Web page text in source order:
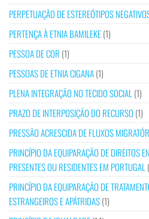
PERPETUAÇÃO DE ESTEREÓTIPOS
PERTENÇA À ETNIA BAMILEKE(1)
PESSOA DE COR (1)
PESSOAS DE ETNIA CIGANA(1)
PLENA INTEGRAÇÃO NO TECIDO SOCIAL(1)
PRAZO DE INTERPOSIÇÃO DO RECURSO (1)
PRESSÃO ACRESCIDA DE FLUXOS
PRINCÍPIO DA EQUIPARAÇÃO DE DIREITOS
PRESENTES OU RESIDENTES EM PORTUGAL
PRINCÍPIO DA EQUIPARAÇÃO DE
ESTRANGEIROS E APÁTRIDAS(1)